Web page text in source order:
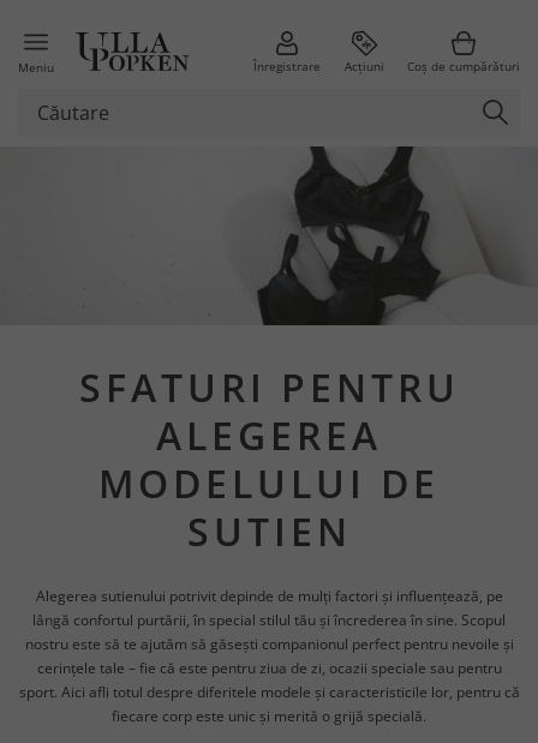
Meniu Înregistrare Acțiuni Coș de cumpărături
SFATURI PENTRU
ALEGEREA
MODELULUI DE
SUTIEN
Alegerea sutienului potrivit depinde de mulți factori și influențează, pe
lângă confortul purtării, în special stilul tău și încrederea în sine. Scopul
nostru este să te ajutăm să găsești companionul perfect pentru nevoile și
cerințele tale – fie că este pentru ziua de zi, ocazii speciale sau pentru
sport. Aici afli totul despre diferitele modele și caracteristicile lor, pentru că
fiecare corp este unic și merită o grijă specială.